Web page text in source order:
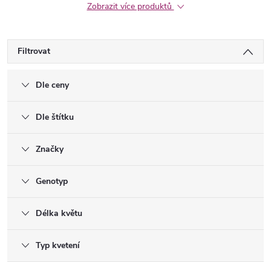
Zobrazit více produktů
Filtrovat
Dle ceny
Dle štítku
Značky
Genotyp
Délka květu
Typ kvetení